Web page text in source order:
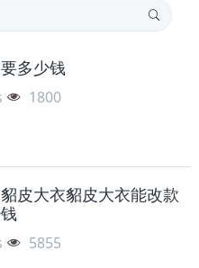
多少钱
1800
皮大衣貂皮大衣能改款
5855